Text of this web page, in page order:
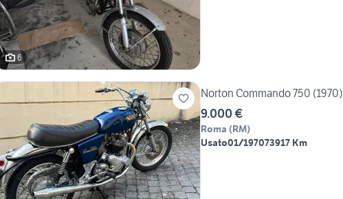
6
Norton Commando 750 (1970)
9.000 €
Roma (RM)
Usato01/197073917 Km